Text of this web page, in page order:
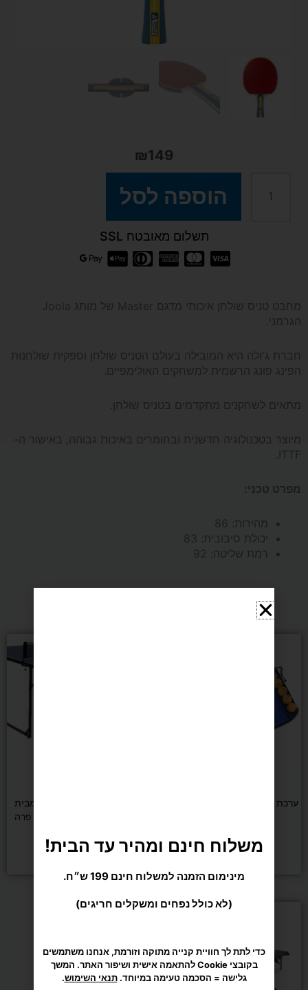
₪149
שולחן
Master
הוספה לסל
תשלום מאובטח SSL
מחבט טניס שולחן איכותי מדגם Master של מותג Joola
הגרמני.
חברת ג'ולה היא המובילה בעולם הטניס שולחן וספקית שולחנות
הפינג פונג הרשמית למשחקים האולימפיים.
מתאים לשחקנים מתקדמים בטניס שולחן.
מיוצר בטכנולוגיה חדשנית ובחומרים באיכות גבוהה, באישור ה-
ITTF.
מפרט טכני:
מהירות: 86
יכולת סיבובית: 83
רמת שליטה: 92
ערכת טניס שולחן JOOLA Family
שולחן טניס EASY PONG מבית
משלוח חינם ומהיר עד הבית!
מינימום הזמנה למשלוח חינם 199 ש״ח.
(לא כולל נפחים ומשקלים חריגים)
כדי לתת לך חוויית קנייה מתוקה וזורמת, אנחנו משתמשים
בקובצי Cookie להתאמה אישית ושיפור האתר. המשך
גלישה = הסכמה טעימה במיוחד.תנאי השימוש.